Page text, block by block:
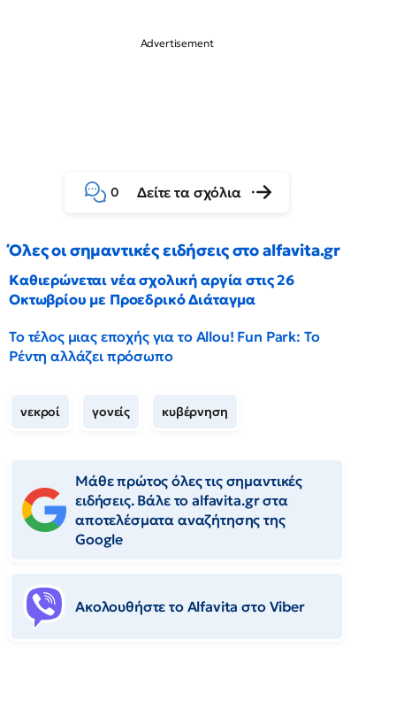
0 Δείτε τα σχόλια
Όλες οι σημαντικές ειδήσεις στο alfavita.gr
Καθιερώνεται νέα σχολική αργία στις 26
Οκτωβρίου με Προεδρικό Διάταγμα
Το τέλος μιας εποχής για το Allou! Fun Park: Το
Ρέντη αλλάζει πρόσωπο
νεκροί γονείς κυβέρνηση
Μάθε πρώτος όλες τις σημαντικές
ειδήσεις. Βάλε το alfavita.gr στα
αποτελέσματα αναζήτησης της
Google
Ακολουθήστε το Αlfavita στο Viber